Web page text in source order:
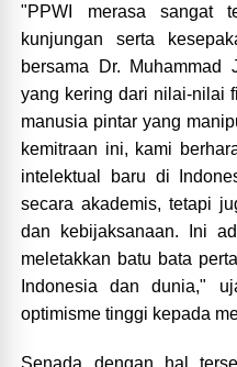
"PPWI merasa sangat
kunjungan serta
bersama Dr. Muhammad
yang kering dari nilai-nilai
manusia pintar yang
kemitraan ini, kami
intelektual baru di
secara akademis, tetapi
dan kebijaksanaan. Ini
meletakkan batu bata
Indonesia dan dunia,"
optimisme tinggi kepada
Senada dengan hal